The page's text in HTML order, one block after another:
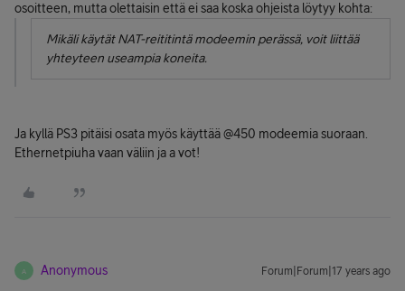
osoitteen, mutta olettaisin että ei saa koska ohjeista löytyy kohta:
Mikäli käytät NAT-reititintä modeemin perässä, voit liittää
yhteyteen useampia koneita.
Ja kyllä PS3 pitäisi osata myös käyttää @450 modeemia suoraan.
Ethernetpiuha vaan väliin ja a vot!
A Anonymous Forum|Forum|17 years ago